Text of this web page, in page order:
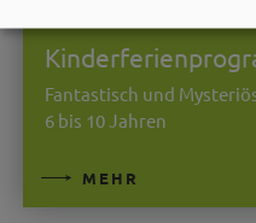
Fantastisch und
6 bis 10 Jahren
MEHR